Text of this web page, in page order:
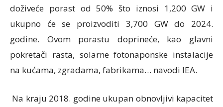
doživeće porast od 50% što iznosi 1,200 GW i
ukupno će se proizvoditi 3,700 GW do 2024.
godine. Ovom porastu doprineće, kao glavni
pokretači rasta, solarne fotonaponske instalacije
na kućama, zgradama, fabrikama… navodi IEA.
Na kraju 2018. godine ukupan obnovljivi kapacitet